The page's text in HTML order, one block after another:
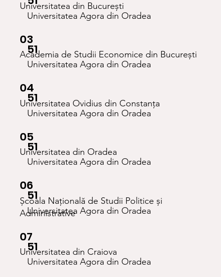
Universitatea din București
Universitatea Agora din Oradea
03
Academia de Studii Economice din București
51
Universitatea Agora din Oradea
04
Universitatea Ovidius din Constanța
51
Universitatea Agora din Oradea
05
Universitatea din Oradea
51
Universitatea Agora din Oradea
06
Școala Națională de Studii Politice și
Administrative
51
Universitatea Agora din Oradea
07
Universitatea din Craiova
51
Universitatea Agora din Oradea